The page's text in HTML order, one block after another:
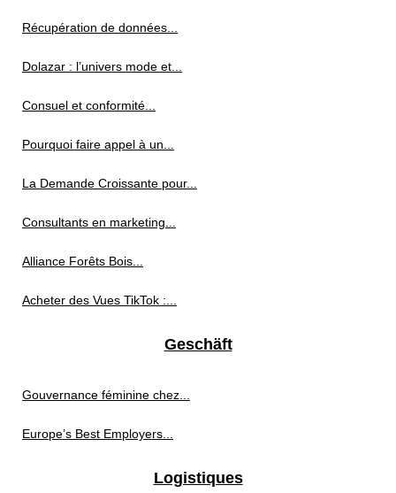
Récupération de données...
Dolazar : l’univers mode et...
Consuel et conformité...
Pourquoi faire appel à un...
La Demande Croissante pour...
Consultants en marketing...
Alliance Forêts Bois...
Acheter des Vues TikTok :...
Geschäft
Gouvernance féminine chez...
Europe’s Best Employers...
Logistiques